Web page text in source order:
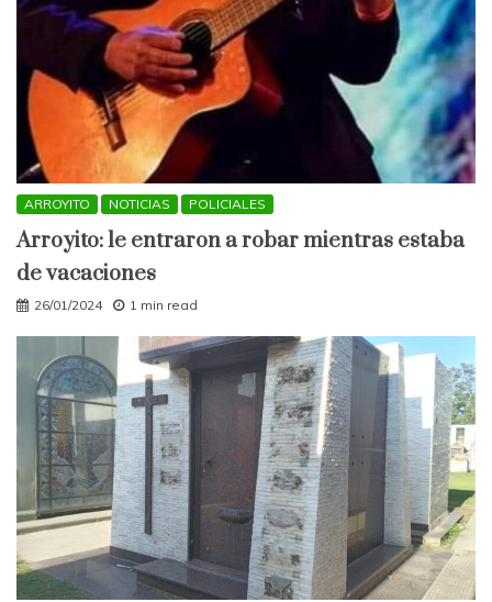
ARROYITO NOTICIAS POLICIALES
Arroyito: le entraron a robar mientras estaba
de vacaciones
26/01/2024 1 min read